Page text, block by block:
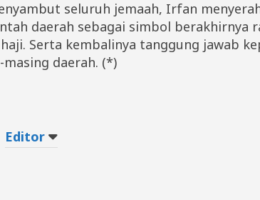
seluruh jemaah, Irfan
daerah sebagai simbol berakhirnya
Serta kembalinya tanggung jawab
masing daerah. (*)
Editor